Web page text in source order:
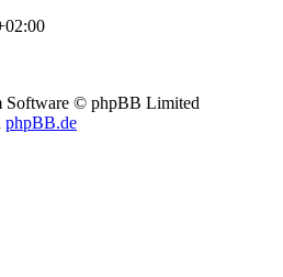
Software © phpBB Limited
phpBB.de